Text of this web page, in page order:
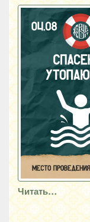
Читать…